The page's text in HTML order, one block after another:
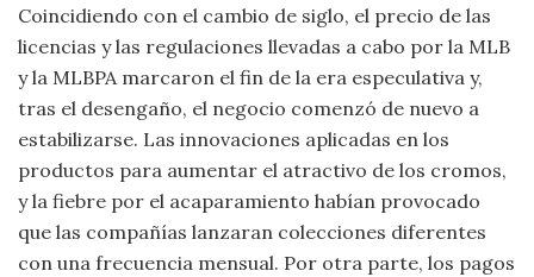
Coincidiendo con el cambio de siglo, el precio de las
licencias y las regulaciones llevadas a cabo por la MLB
y la MLBPA marcaron el fin de la era especulativa y,
tras el desengaño, el negocio comenzó de nuevo a
estabilizarse. Las innovaciones aplicadas en los
productos para aumentar el atractivo de los cromos,
y la fiebre por el acaparamiento habían provocado
que las compañías lanzaran colecciones diferentes
con una frecuencia mensual. Por otra parte, los pagos